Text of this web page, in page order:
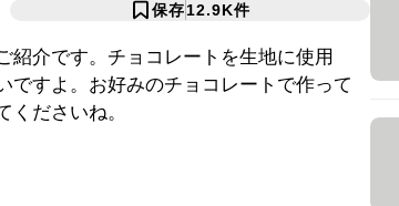
保存12.9K件
紹介です。チョコレートを生地に使用
ですよ。お好みのチョコレートで作って
ださいね。